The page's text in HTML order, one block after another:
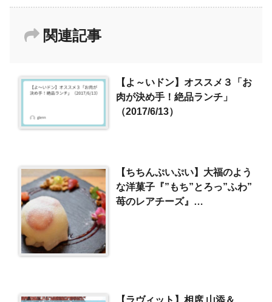
関連記事
【よ～いドン】オススメ３「お
肉が決め手！絶品ランチ」
（2017/6/13）
【ちちんぷいぷい】大福のよう
な洋菓子『”もち”とろっ”ふわ”
苺のレアチーズ』
【ラヴィット】相席 山添＆